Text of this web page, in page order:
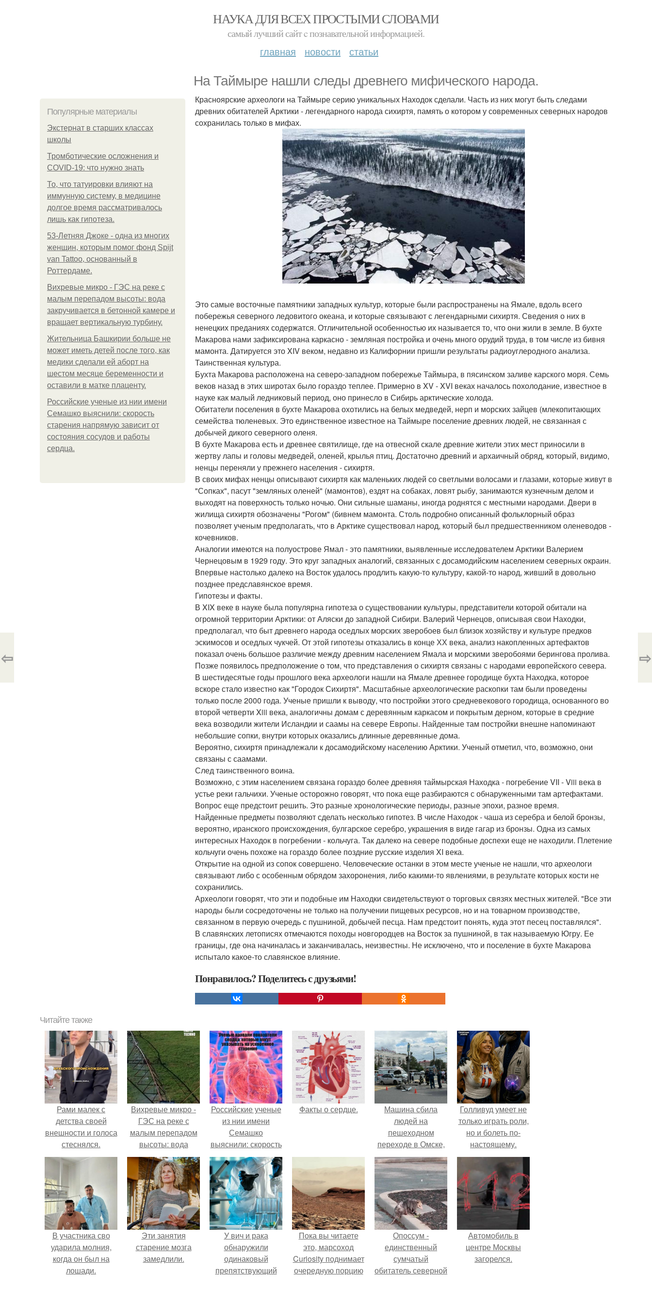
НАУКА ДЛЯ ВСЕХ ПРОСТЫМИ СЛОВАМИ
самый лучший сайт c познавательной информацией.
главная новости статьи
На Таймыре нашли следы древнего мифического народа.
Популярные материалы
Экстернат в старших классах
школы
Тромботические осложнения и
COVID-19: что нужно знать
То, что татуировки влияют на
иммунную систему, в медицине
долгое время рассматривалось
лишь как гипотеза.
53-Летняя Джоке - одна из многих
женщин, которым помог фонд Spijt
van Tattoo, основанный в
Роттердаме.
Вихревые микро - ГЭС на реке с
малым перепадом высоты: вода
закручивается в бетонной камере и
вращает вертикальную турбину.
Жительница Башкирии больше не
может иметь детей после того, как
медики сделали ей аборт на
шестом месяце беременности и
оставили в матке плаценту.
Российские ученые из нии имени
Семашко выяснили: скорость
старения напрямую зависит от
состояния сосудов и работы
сердца.
Красноярские археологи на Таймыре серию уникальных Находок сделали. Часть из них могут быть следами
древних обитателей Арктики - легендарного народа сихиртя, память о котором у современных северных народов
сохранилась только в мифах.
Это самые восточные памятники западных культур, которые были распространены на Ямале, вдоль всего
побережья северного ледовитого океана, и которые связывают с легендарными сихиртя. Сведения о них в
ненецких преданиях содержатся. Отличительной особенностью их называется то, что они жили в земле. В бухте
Макарова нами зафиксирована каркасно - земляная постройка и очень много орудий труда, в том числе из бивня
мамонта. Датируется это XIV веком, недавно из Калифорнии пришли результаты радиоуглеродного анализа.
Таинственная культура.
Бухта Макарова расположена на северо-западном побережье Таймыра, в пясинском заливе карского моря. Семь
веков назад в этих широтах было гораздо теплее. Примерно в XV - XVI веках началось похолодание, известное в
науке как малый ледниковый период, оно принесло в Сибирь арктические холода.
Обитатели поселения в бухте Макарова охотились на белых медведей, нерп и морских зайцев (млекопитающих
семейства тюленевых. Это единственное известное на Таймыре поселение древних людей, не связанная с
добычей дикого северного оленя.
В бухте Макарова есть и древнее святилище, где на отвесной скале древние жители этих мест приносили в
жертву лапы и головы медведей, оленей, крылья птиц. Достаточно древний и архаичный обряд, который, видимо,
ненцы переняли у прежнего населения - сихиртя.
В своих мифах ненцы описывают сихиртя как маленьких людей со светлыми волосами и глазами, которые живут в
"Сопках", пасут "земляных оленей" (мамонтов), ездят на собаках, ловят рыбу, занимаются кузнечным делом и
выходят на поверхность только ночью. Они сильные шаманы, иногда роднятся с местными народами. Двери в
жилища сихиртя обозначены "Рогом" (бивнем мамонта. Столь подробно описанный фольклорный образ
позволяет ученым предполагать, что в Арктике существовал народ, который был предшественником оленеводов -
кочевников.
Аналогии имеются на полуострове Ямал - это памятники, выявленные исследователем Арктики Валерием
Чернецовым в 1929 году. Это круг западных аналогий, связанных с досамодийским населением северных окраин.
Впервые настолько далеко на Восток удалось продлить какую-то культуру, какой-то народ, живший в довольно
позднее предславянское время.
Гипотезы и факты.
В XIX веке в науке была популярна гипотеза о существовании культуры, представители которой обитали на
огромной территории Арктики: от Аляски до западной Сибири. Валерий Чернецов, описывая свои Находки,
предполагал, что быт древнего народа оседлых морских зверобоев был близок хозяйству и культуре предков
эскимосов и оседлых чукчей. От этой гипотезы отказались в конце ХХ века, анализ накопленных артефактов
показал очень большое различие между древним населением Ямала и морскими зверобоями берингова пролива.
Позже появилось предположение о том, что представления о сихиртя связаны с народами европейского севера.
В шестидесятые годы прошлого века археологи нашли на Ямале древнее городище бухта Находка, которое
вскоре стало известно как "Городок Сихиртя". Масштабные археологические раскопки там были проведены
только после 2000 года. Ученые пришли к выводу, что постройки этого средневекового городища, основанного во
второй четверти Xiii века, аналогичны домам с деревянным каркасом и покрытым дерном, которые в средние
века возводили жители Исландии и саамы на севере Европы. Найденные там постройки внешне напоминают
небольшие сопки, внутри которых оказались длинные деревянные дома.
Вероятно, сихиртя принадлежали к досамодийскому населению Арктики. Ученый отметил, что, возможно, они
связаны с саамами.
След таинственного воина.
Возможно, с этим населением связана гораздо более древняя таймырская Находка - погребение VII - Viii века в
устье реки гальчихи. Ученые осторожно говорят, что пока еще разбираются с обнаруженными там артефактами.
Вопрос еще предстоит решить. Это разные хронологические периоды, разные эпохи, разное время.
Найденные предметы позволяют сделать несколько гипотез. В числе Находок - чаша из серебра и белой бронзы,
вероятно, иранского происхождения, булгарское серебро, украшения в виде гагар из бронзы. Одна из самых
интересных Находок в погребении - кольчуга. Так далеко на севере подобные доспехи еще не находили. Плетение
кольчуги очень похоже на гораздо более поздние русские изделия XI века.
Открытие на одной из сопок совершено. Человеческие останки в этом месте ученые не нашли, что археологи
связывают либо с особенным обрядом захоронения, либо какими-то явлениями, в результате которых кости не
сохранились.
Археологи говорят, что эти и подобные им Находки свидетельствуют о торговых связях местных жителей. "Все эти
народы были сосредоточены не только на получении пищевых ресурсов, но и на товарном производстве,
связанном в первую очередь с пушниной, добычей песца. Нам предстоит понять, куда этот песец поставлялся".
В славянских летописях отмечаются походы новгородцев на Восток за пушниной, в так называемую Югру. Ее
границы, где она начиналась и заканчивалась, неизвестны. Не исключено, что и поселение в бухте Макарова
испытало какое-то славянское влияние.
Понравилось? Поделитесь с друзьями!
⇦ ⇨
Читайте также
Рами малек с
детства своей
внешности и голоса
стеснялся.
Вихревые микро -
ГЭС на реке с
малым перепадом
высоты: вода
закручивается в
бетонной камере и
вращает
вертикальную
турбину.
Российские ученые
из нии имени
Семашко
выяснили: скорость
старения напрямую
зависит от
состояния сосудов
и работы сердца.
Факты о сердце.
Машина сбила
людей на
пешеходном
переходе в Омске,
пострадали 8
человек.
Голливуд умеет не
только играть роли,
но и болеть по-
настоящему.
В участника сво
ударила молния,
когда он был на
лошади.
Эти занятия
старение мозга
замедлили.
У вич и рака
обнаружили
одинаковый
препятствующий
Пока вы читаете
это, марсоход
Curiosity поднимает
очередную порцию
Опоссум -
единственный
сумчатый
обитатель северной
Автомобиль в
центре Москвы
загорелся.